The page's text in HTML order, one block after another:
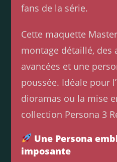
fans de la série.
Cette maquette
montage détaillé, des
avancées et une
poussée. Idéale pour
dioramas ou la mise
collection Persona 3
Une Persona
imposante